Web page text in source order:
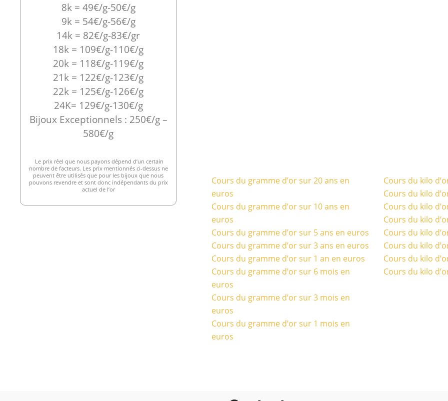
8k = 49€/g-50€/g
9k = 54€/g-56€/g
14k = 82€/g-83€/gr
18k = 109€/g-110€/g
20k = 118€/g-119€/g
21k = 122€/g-123€/g
22k = 125€/g-126€/g
24K= 129€/g-130€/g
Bijoux Exceptionnels : 250€/g –
580€/g
Le prix réel que nous payons dépend d’un certain
nombre de facteurs. Les prix mentionnés ci-dessus ne
peuvent être utilisés que pour les bijoux que nous
pouvons revendre et sont donc indépendants du prix
actuel de l’or
Cours du gramme d’or sur 20 ans en
euros
Cours du gramme d’or sur 10 ans en
euros
Cours du gramme d’or sur 5 ans en euros
Cours du gramme d’or sur 3 ans en euros
Cours du gramme d’or sur 1 an en euros
Cours du gramme d’or sur 6 mois en
euros
Cours du gramme d’or sur 3 mois en
euros
Cours du gramme d’or sur 1 mois en
euros
Cours du kilo
Cours du kilo
Cours du kilo
Cours du kilo
Cours du kilo
Cours du kilo
Cours du kilo
Cours du kilo